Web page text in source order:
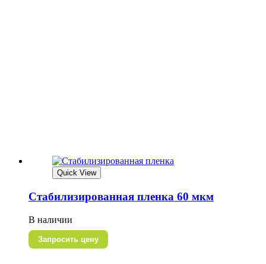
Quick View
Стабилизированная пленка 60 мкм
В наличии
Запросить цену